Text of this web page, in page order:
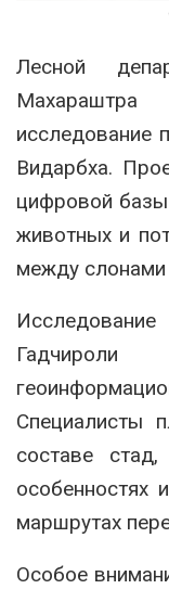
Лесной
исследование
Видарбха.
цифровой
животных и
между
Специалисты
составе
особенностях
маршрутах
Особое